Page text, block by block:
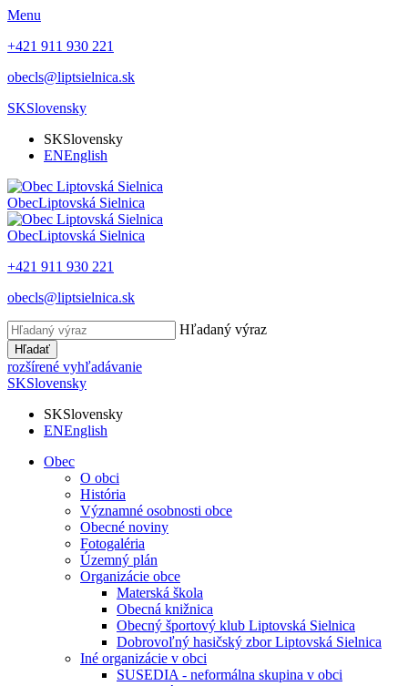
Menu
+421 911 930 221
obecls@liptsielnica.sk
SKSlovensky
SKSlovensky
ENEnglish
ObecLiptovská Sielnica
ObecLiptovská Sielnica
+421 911 930 221
obecls@liptsielnica.sk
Hľadaný výraz
Hľadať
rozšírené vyhľadávanie
SKSlovensky
SKSlovensky
ENEnglish
Obec
O obci
História
Významné osobnosti obce
Obecné noviny
Fotogaléria
Územný plán
Organizácie obce
Materská škola
Obecná knižnica
Obecný športový klub Liptovská Sielnica
Dobrovoľný hasičský zbor Liptovská Sielnica
Iné organizácie v obci
SUSEDIA - neformálna skupina v obci